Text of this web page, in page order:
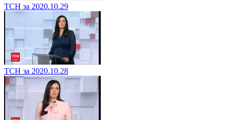
ТСН за 2020.10.29
ТСН за 2020.10.28